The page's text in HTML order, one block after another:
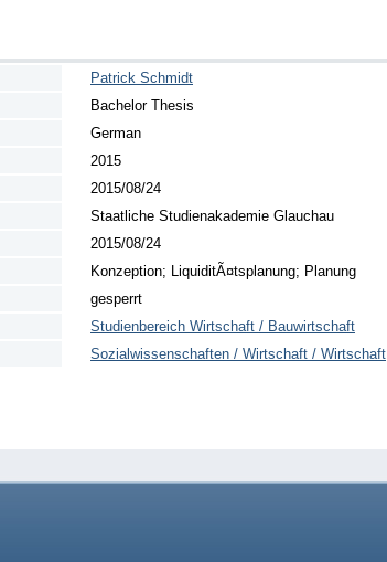
Patrick Schmidt
Bachelor Thesis
German
2015
2015/08/24
Staatliche Studienakademie Glauchau
2015/08/24
Konzeption; LiquiditÃ¤tsplanung; Planung
gesperrt
Studienbereich Wirtschaft / Bauwirtschaft
Sozialwissenschaften / Wirtschaft / Wirtschaft